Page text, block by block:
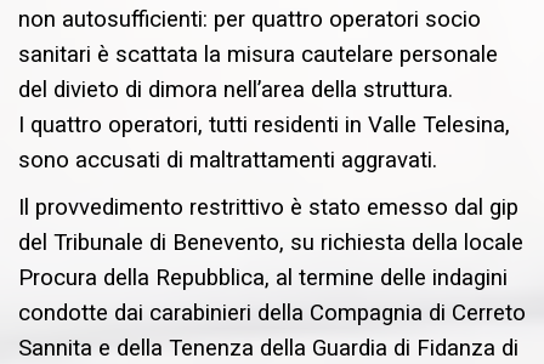
non autosufficienti: per quattro operatori socio
sanitari è scattata la misura cautelare personale
del divieto di dimora nell’area della struttura.
I quattro operatori, tutti residenti in Valle Telesina,
sono accusati di maltrattamenti aggravati.
Il provvedimento restrittivo è stato emesso dal gip
del Tribunale di Benevento, su richiesta della locale
Procura della Repubblica, al termine delle indagini
condotte dai carabinieri della Compagnia di Cerreto
Sannita e della Tenenza della Guardia di Fidanza di